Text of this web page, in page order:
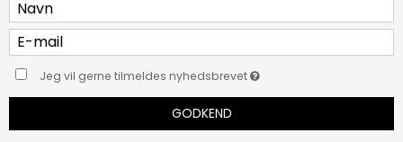
Jeg vil gerne tilmeldes nyhedsbrevet
GODKEND